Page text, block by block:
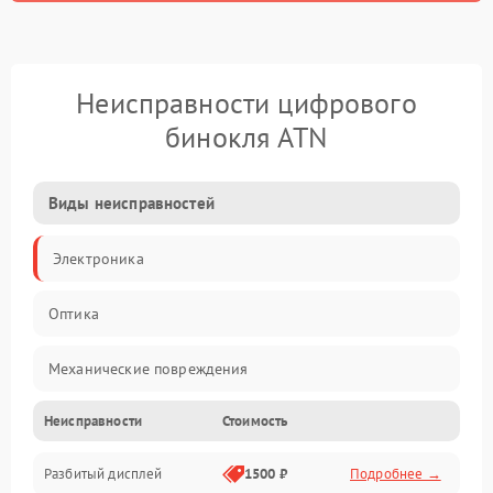
Неисправности цифрового
бинокля ATN
Виды неисправностей
Электроника
Оптика
Механические повреждения
Видео
Механика
Неисправности Стоимость
Разбитый дисплей 1500 ₽ Подробнее →